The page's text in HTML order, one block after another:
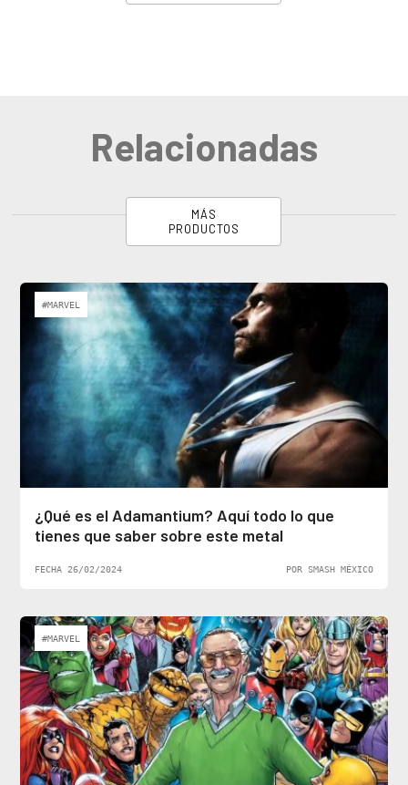
Relacionadas
MÁS
PRODUCTOS
#MARVEL
¿Qué es el Adamantium? Aquí todo lo que
tienes que saber sobre este metal
FECHA 26/02/2024 POR SMASH MÉXICO
#MARVEL